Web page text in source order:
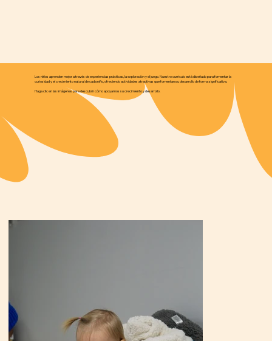
Los niños aprenden mejor a través de experiencias prácticas, la exploración y el juego. Nuestro currículo está diseñado para fomentar la
curiosidad y el crecimiento natural de cada niño, ofreciendo actividades atractivas que fomentan su desarrollo de forma significativa.
Haga clic en las imágenes para descubrir cómo apoyamos su crecimiento y desarrollo.
Los niños aprenden mejor a través de experiencias prácticas, la